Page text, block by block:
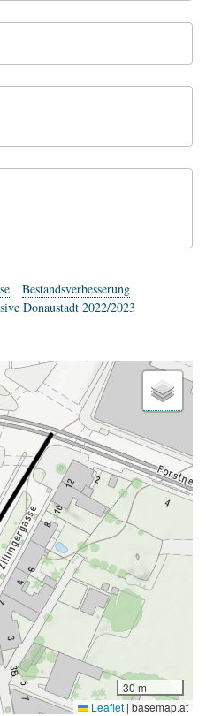
Bestandsverbesserung
Donaustadt 2022/2023
30 m
Leaflet | basemap.at